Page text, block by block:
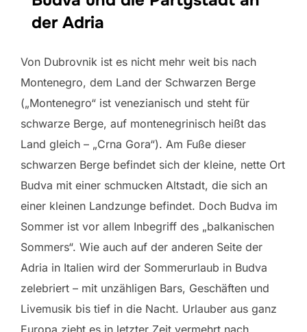
der Adria
Von Dubrovnik ist es nicht mehr weit bis nach
Montenegro, dem Land der Schwarzen Berge
(„Montenegro“ ist venezianisch und steht für
schwarze Berge, auf montenegrinisch heißt das
Land gleich – „Crna Gora“). Am Fuße dieser
schwarzen Berge befindet sich der kleine, nette Ort
Budva mit einer schmucken Altstadt, die sich an
einer kleinen Landzunge befindet. Doch Budva im
Sommer ist vor allem Inbegriff des „balkanischen
Sommers“. Wie auch auf der anderen Seite der
Adria in Italien wird der Sommerurlaub in Budva
zelebriert – mit unzähligen Bars, Geschäften und
Livemusik bis tief in die Nacht. Urlauber aus ganz